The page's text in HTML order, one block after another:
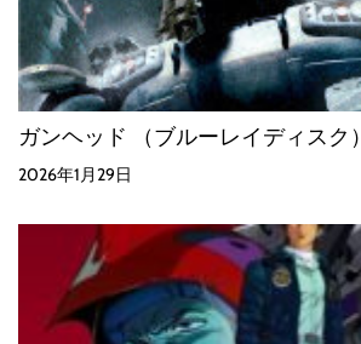
ガンヘッド （ブルーレイディスク）
2026年1月29日